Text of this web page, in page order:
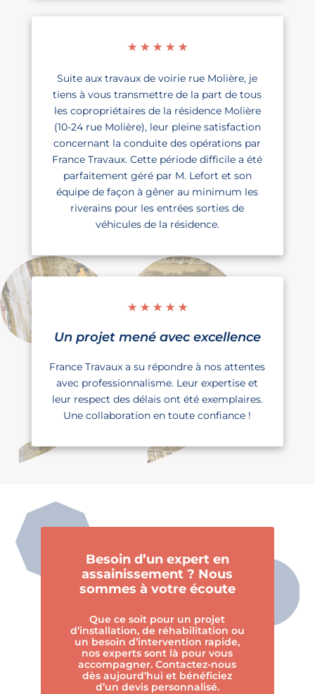
☆ ☆ ☆ ☆ ☆
Suite aux travaux de voirie rue Molière, je
tiens à vous transmettre de la part de tous
les copropriétaires de la résidence Molière
(10-24 rue Molière), leur pleine satisfaction
concernant la conduite des opérations par
France Travaux. Cette période difficile a été
parfaitement géré par M. Lefort et son
équipe de façon à gêner au minimum les
riverains pour les entrées sorties de
véhicules de la résidence.
☆ ☆ ☆ ☆ ☆
Un projet mené avec excellence
France Travaux a su répondre à nos attentes
avec professionnalisme. Leur expertise et
leur respect des délais ont été exemplaires.
Une collaboration en toute confiance !
Besoin d’un expert en
assainissement ? Nous
sommes à votre écoute
Que ce soit pour un projet
d’installation, de réhabilitation ou
un besoin d’intervention rapide,
nos experts sont là pour vous
accompagner. Contactez-nous
dès aujourd’hui et bénéficiez
d’un devis personnalisé.